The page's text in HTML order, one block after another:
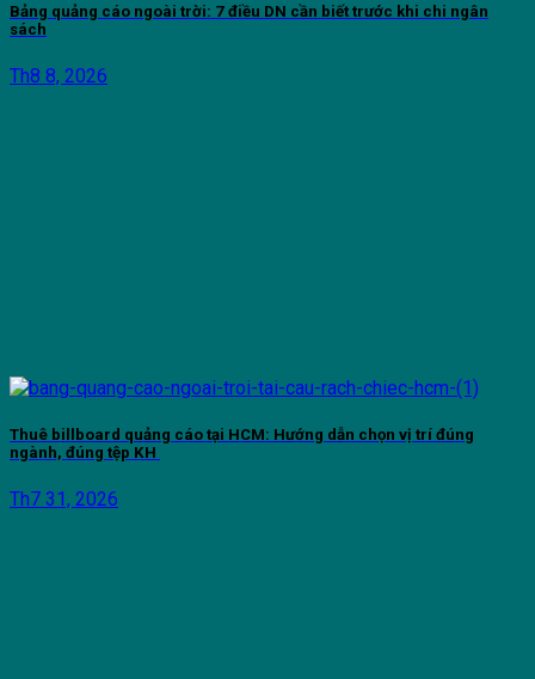
Bảng quảng cáo ngoài trời: 7 điều DN cần biết trước khi chi ngân
sách
Th8 8, 2026
Thuê billboard quảng cáo tại HCM: Hướng dẫn chọn vị trí đúng
ngành, đúng tệp KH
Th7 31, 2026